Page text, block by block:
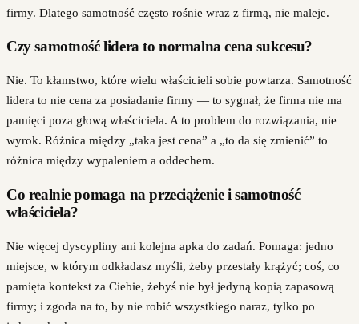
firmy. Dlatego samotność często rośnie wraz z firmą, nie maleje.
Czy samotność lidera to normalna cena sukcesu?
Nie. To kłamstwo, które wielu właścicieli sobie powtarza. Samotność
lidera to nie cena za posiadanie firmy — to sygnał, że firma nie ma
pamięci poza głową właściciela. A to problem do rozwiązania, nie
wyrok. Różnica między „taka jest cena” a „to da się zmienić” to
różnica między wypaleniem a oddechem.
Co realnie pomaga na przeciążenie i samotność
właściciela?
Nie więcej dyscypliny ani kolejna apka do zadań. Pomaga: jedno
miejsce, w którym odkładasz myśli, żeby przestały krążyć; coś, co
pamięta kontekst za Ciebie, żebyś nie był jedyną kopią zapasową
firmy; i zgoda na to, by nie robić wszystkiego naraz, tylko po